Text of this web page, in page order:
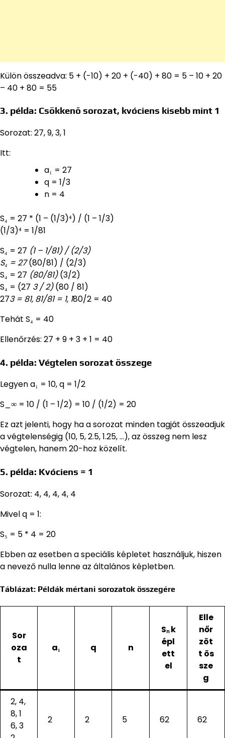
Külön összeadva: 5 + (-10) + 20 + (-40) + 80 = 5 – 10 + 20
– 40 + 80 = 55
3. példa: Csökkenő sorozat, kvóciens kisebb mint 1
Sorozat: 27, 9, 3, 1
Itt:
a₁ = 27
q = 1/3
n = 4
S₄ = 27 * (1 – (1/3)⁴) / (1 – 1/3)
(1/3)⁴ = 1/81
S₄ = 27 (1 – 1/81) / (2/3)
S₄ = 27(80/81) / (2/3)
S₄ = 27 (80/81)(3/2)
S₄ = (27 3 / 2)(80 / 81)
273 = 81, 81/81 = 1, 180/2 = 40
Tehát S₄ = 40
Ellenőrzés: 27 + 9 + 3 + 1 = 40
4. példa: Végtelen sorozat összege
Legyen a₁ = 10, q = 1/2
S_∞ = 10 / (1 – 1/2) = 10 / (1/2) = 20
Ez azt jelenti, hogy ha a sorozat minden tagját összeadjuk
a végtelenségig (10, 5, 2.5, 1.25, …), az összeg nem lesz
végtelen, hanem 20-hoz közelít.
5. példa: Kvóciens = 1
Sorozat: 4, 4, 4, 4, 4
Mivel q = 1:
S₅ = 5 * 4 = 20
Ebben az esetben a speciális képletet használjuk, hiszen
a nevező nulla lenne az általános képletben.
Táblázat: Példák mértani sorozatok összegére
Sor
oza
t
a₁ q n
Sₙ k
épl
ett
el
Elle
nőr
zöt
t ös
sze
g
2, 4,
8, 1
6, 3
2 2 5 62 62